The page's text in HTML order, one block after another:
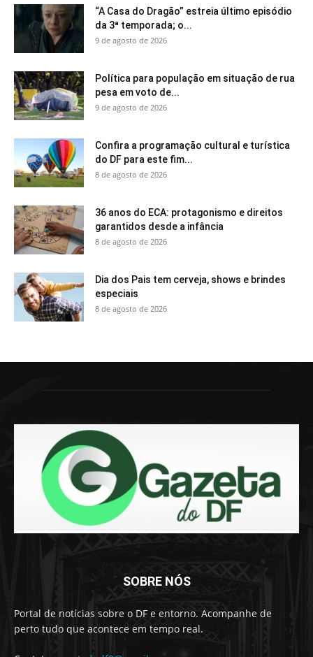
“A Casa do Dragão” estreia último episódio
da 3ª temporada; o...
9 de agosto de 2026
Política para população em situação de rua
pesa em voto de...
9 de agosto de 2026
Confira a programação cultural e turística
do DF para este fim...
8 de agosto de 2026
36 anos do ECA: protagonismo e direitos
garantidos desde a infância
8 de agosto de 2026
Dia dos Pais tem cerveja, shows e brindes
especiais
8 de agosto de 2026
SOBRE NÓS
Portal de notícias sobre o DF e entorno. Acompanhe de
perto tudo que acontece em tempo real.